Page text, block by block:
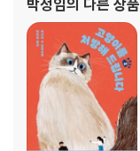
로』, 『나답게 살고 있습
박정임의 다른 상품